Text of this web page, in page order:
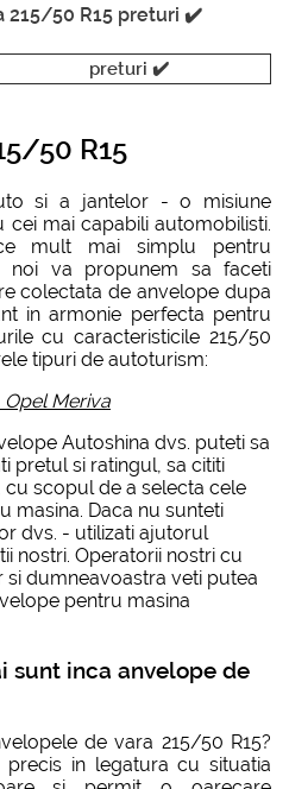
215/50 R15 preturi ✔️
preturi ✔️
50 R15
si a jantelor - o misiune
mai capabili automobilisti.
mult mai simplu pentru
noi va propunem sa faceti
colectata de anvelope dupa
in armonie perfecta pentru
cu caracteristicile 215/50
tipuri de autoturism:
Opel Meriva
Autoshina dvs. puteti sa
pretul si ratingul, sa cititi
scopul de a selecta cele
masina. Daca nu sunteti
dvs. - utilizati ajutorul
nostri. Operatorii nostri cu
dumneavoastra veti putea
pentru masina
sunt inca anvelope de
de vara 215/50 R15?
in legatura cu situatia